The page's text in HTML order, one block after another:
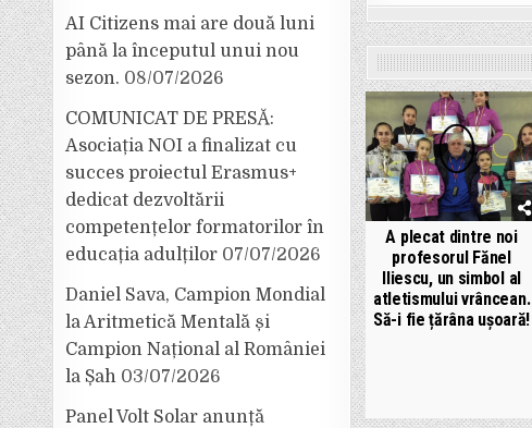
A plecat dintre noi
profesorul Fănel
Iliescu, un simbol al
atletismului vrâncean.
Să-i fie țărâna ușoară!
AI Citizens mai are două luni
până la începutul unui nou
sezon. 08/07/2026
COMUNICAT DE PRESĂ:
Asociația NOI a finalizat cu
succes proiectul Erasmus+
dedicat dezvoltării
competențelor formatorilor în
educația adulților 07/07/2026
Daniel Sava, Campion Mondial
la Aritmetică Mentală și
Campion Național al României
la Șah 03/07/2026
Panel Volt Solar anunță